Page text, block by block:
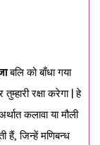
बलि को बाँधा गया
रक्षा करेगा | हे
कलावा या मौली
हैं, जिन्हें मणिबन्ध